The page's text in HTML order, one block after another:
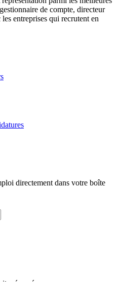
de compte, directeur
entreprises qui recrutent en
directement dans votre boîte